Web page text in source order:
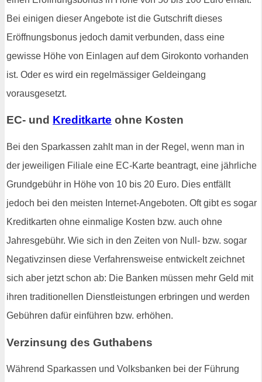
Bei einigen dieser Angebote ist die Gutschrift dieses
Eröffnungsbonus jedoch damit verbunden, dass eine
gewisse Höhe von Einlagen auf dem Girokonto vorhanden
ist. Oder es wird ein regelmässiger Geldeingang
vorausgesetzt.
EC- und Kreditkarte ohne Kosten
Bei den Sparkassen zahlt man in der Regel, wenn man in
der jeweiligen Filiale eine EC-Karte beantragt, eine jährliche
Grundgebühr in Höhe von 10 bis 20 Euro. Dies entfällt
jedoch bei den meisten Internet-Angeboten. Oft gibt es sogar
Kreditkarten ohne einmalige Kosten bzw. auch ohne
Jahresgebühr. Wie sich in den Zeiten von Null- bzw. sogar
Negativzinsen diese Verfahrensweise entwickelt zeichnet
sich aber jetzt schon ab: Die Banken müssen mehr Geld mit
ihren traditionellen Dienstleistungen erbringen und werden
Gebühren dafür einführen bzw. erhöhen.
Verzinsung des Guthabens
Während Sparkassen und Volksbanken bei der Führung